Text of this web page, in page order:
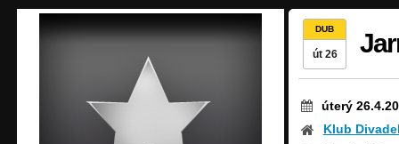
DUB
út 26
úterý
Klub